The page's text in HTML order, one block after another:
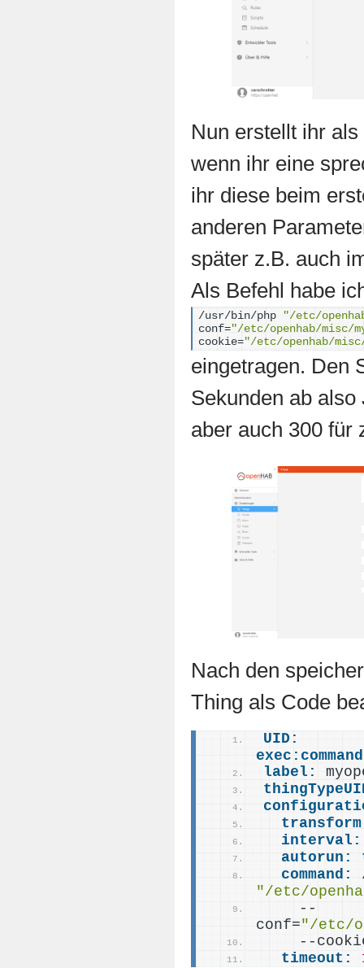
Nun erstellt ihr
wenn ihr eine
ihr diese beim
anderen
später z.B. auch
Als Befehl habe
/usr/bin/php
"/etc/
conf="/etc/openhab/misc/
cookie="/etc/openhab/misc/
eingetragen. Den
Sekunden ab
aber auch 300 für
Nach den
Thing als Code
UID:
exec:
label:
interval:
autorun:
command:
"/etc/
    --
conf="/etc/
--
timeout: